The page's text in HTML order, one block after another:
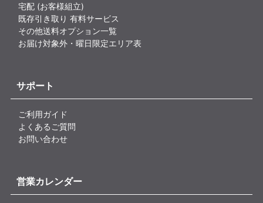
宅配 (お客様組立)
既存引き取り 有料サービス
その他送料オプション一覧
お届け対象外・曜日限定エリア表
サポート
ご利用ガイド
よくあるご質問
お問い合わせ
営業カレンダー